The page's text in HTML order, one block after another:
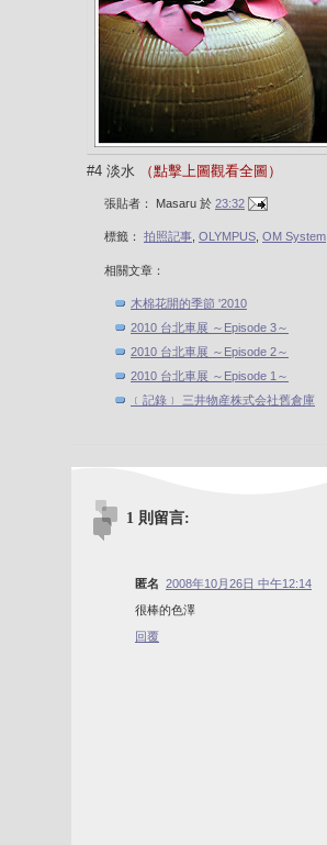
#4 淡水 （點擊上圖觀看全圖）
張貼者： Masaru 於 23:32
標籤： 拍照記事, OLYMPUS, OM System
相關文章：
木棉花開的季節 '2010
2010 台北車展 ～Episode 3～
2010 台北車展 ～Episode 2～
2010 台北車展 ～Episode 1～
﹝記錄﹞ 三井物産株式会社舊倉庫
1 則留言:
匿名 2008年10月26日 中午12:14
很棒的色澤
回覆